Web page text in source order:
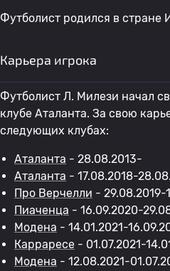
Футболист родился в стране
Карьера игрока
Футболист Л. Милези начал
клубе Аталанта. За свою
следующих клубах:
Аталанта - 28.08.2013-
Аталанта - 17.08.2018-
Про Верчелли - 29.08.2019-
Пиаченца - 16.09.2020-
Модена - 14.01.2021-
Карраресе - 01.07.2021-
Модена - 12.08.2021-